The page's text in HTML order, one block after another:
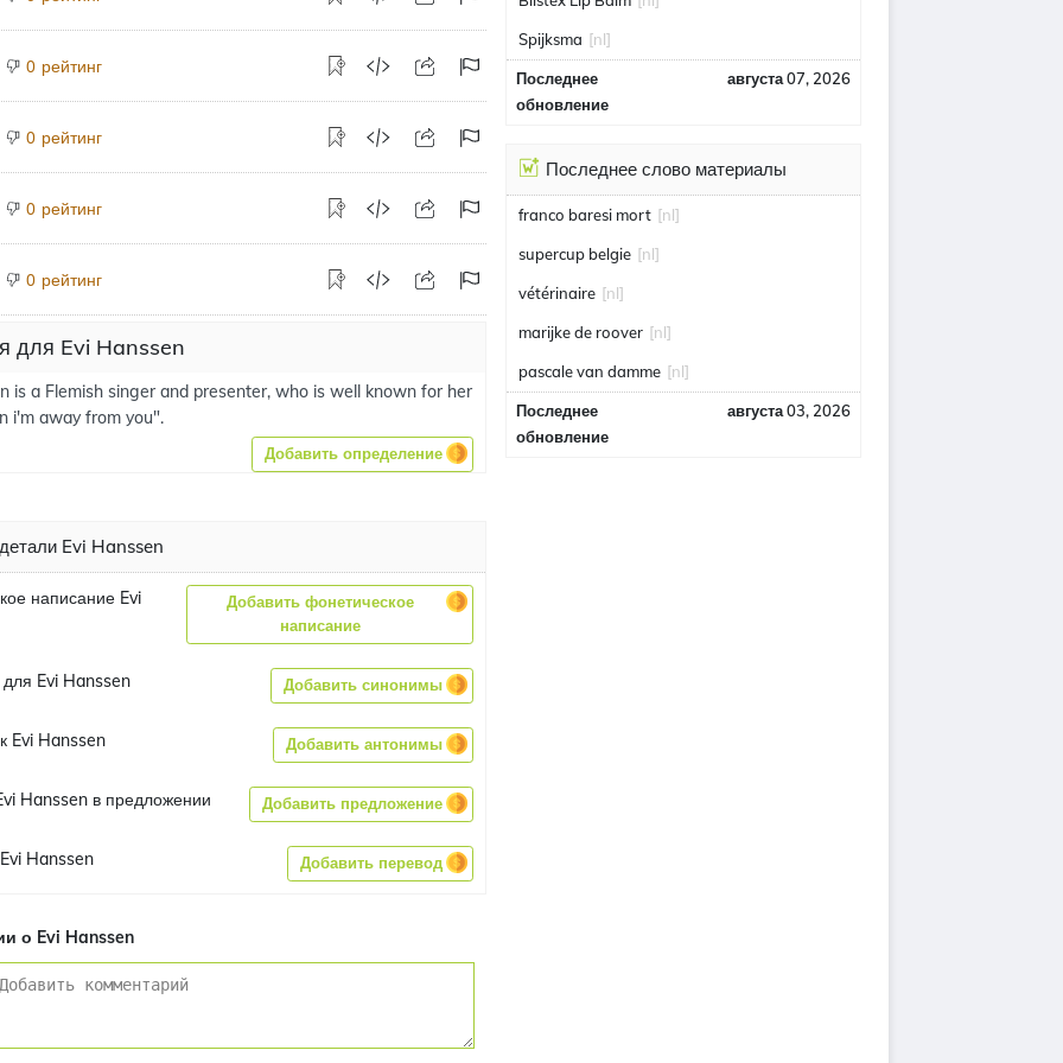
0 рейтинг
0 рейтинг
0 рейтинг
0 рейтинг
для Evi Hanssen
is a Flemish singer and presenter, who is well known for her
i'm away from you".
Добавить определение
Evi Hanssen
написание Evi
Добавить фонетическое
написание
Evi Hanssen Добавить синонимы
Evi Hanssen Добавить антонимы
Hanssen в предложении Добавить предложение
Hanssen Добавить перевод
о Evi Hanssen
Spijksma [nl]
Последнее
обновление
августа 07, 2026
Последнее слово материалы
franco baresi mort [nl]
supercup belgie [nl]
vétérinaire [nl]
marijke de roover [nl]
pascale van damme [nl]
Последнее
обновление
августа 03, 2026